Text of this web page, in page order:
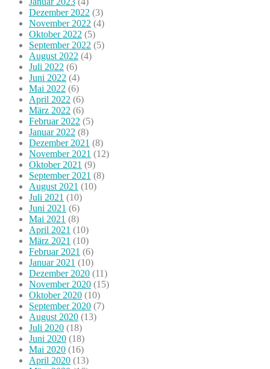
Dezember 2022 (3)
November 2022 (4)
Oktober 2022 (5)
September 2022 (5)
August 2022 (4)
Juli 2022 (6)
Juni 2022 (4)
Mai 2022 (6)
April 2022 (6)
März 2022 (6)
Februar 2022 (5)
Januar 2022 (8)
Dezember 2021 (8)
November 2021 (12)
Oktober 2021 (9)
September 2021 (8)
August 2021 (10)
Juli 2021 (10)
Juni 2021 (6)
Mai 2021 (8)
April 2021 (10)
März 2021 (10)
Februar 2021 (6)
Januar 2021 (10)
Dezember 2020 (11)
November 2020 (15)
Oktober 2020 (10)
September 2020 (7)
August 2020 (13)
Juli 2020 (18)
Juni 2020 (18)
Mai 2020 (16)
April 2020 (13)